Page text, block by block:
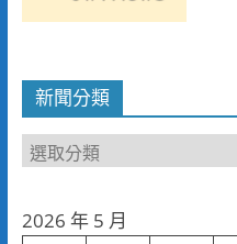
新聞分類
新
類
2026 年 5 月